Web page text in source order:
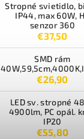
Stropné svietidlo,
IP44, max 60W,
senzor 360
€37,50
SMD rám
€26,90
LED sv. stropné
4900lm, PC opál.
IP20
€55,80